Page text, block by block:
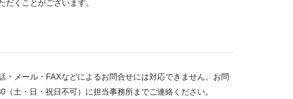
だくことがございます。
・メール・FAXなどによるお問合せには対応できません。お問
土・日・祝日不可）に担当事務所までご連絡ください。